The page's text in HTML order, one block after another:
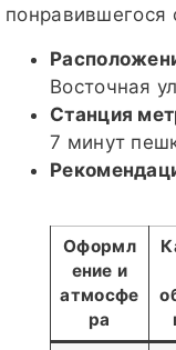
понравившегося
Восточная
Станция
7 минут
Оформл
ение и
атмосфе
ра